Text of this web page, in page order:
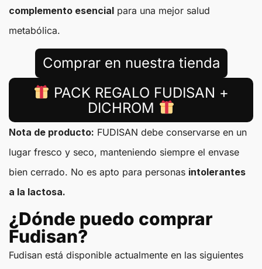
complemento esencial para una mejor salud
metabólica.
Comprar en nuestra tienda
PACK REGALO FUDISAN +
DICHROM
Nota de producto: FUDISAN debe conservarse en un
lugar fresco y seco, manteniendo siempre el envase
bien cerrado. No es apto para personas intolerantes
a la lactosa.
¿Dónde puedo comprar
Fudisan?
Fudisan está disponible actualmente en las siguientes